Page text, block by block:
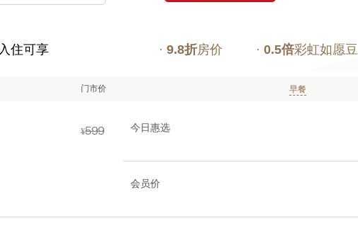
住可享 · 9.8折房价 · 0.5倍彩虹如愿豆
门市价 早餐
¥ 今日惠选
会员价